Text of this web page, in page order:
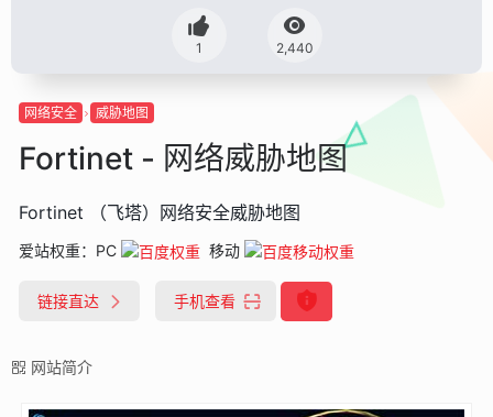
1 2,440
网络安全 威胁地图
Fortinet - 网络威胁地图
Fortinet （飞塔）网络安全威胁地图
爱站权重： PC 移动
链接直达 手机查看
网站简介